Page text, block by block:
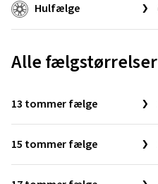
Hulfælge
Alle fælgstørrelser
13 tommer fælge
15 tommer fælge